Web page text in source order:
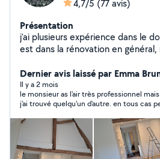
4,7/5 (77 avis)
Présentation
j'ai plusieurs expérience dans le
est dans la rénovation en
bandes, rattisage des murs +la peinture rouleau ou avec
un pistolet pose parquet est carrelage.pose cuisine
....ext.) je suis à votre service
mon dynamisme est mon savoir
me contacter au 0sept soixante
Quarante huite, sinquante.
Dernier avis laissé par Emma
Il y a 2 mois
le monsieur as l'air très professionnel
j'ai trouvé quelqu'un d'autre. en tous cas